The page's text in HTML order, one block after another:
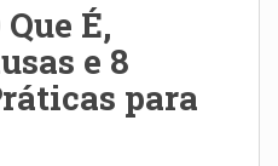
É,
e 8
para